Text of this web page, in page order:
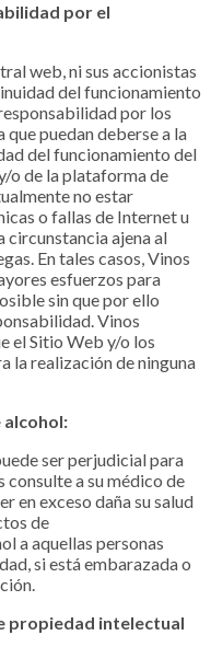
por el
web, ni sus accionistas
del funcionamiento
por los
puedan deberse a la
del funcionamiento del
o de la plataforma de
no estar
o fallas de Internet u
ajena al
En tales casos, Vinos
esfuerzos para
sin que por ello
Vinos
el Sitio Web y/o los
la realización de ninguna
alcohol:
ser perjudicial para
consulte a su médico de
en exceso daña su salud
de
a aquellas personas
si está embarazada o
propiedad intelectual